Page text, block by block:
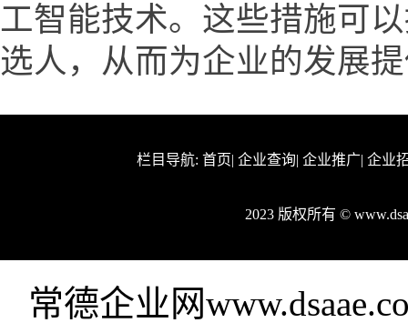
工智能技术。这些措施可
选人，从而为企业的发展
栏目导航: 首页| 企业查询| 企业推广| 企业
2023 版权所有 ©
常德企业网